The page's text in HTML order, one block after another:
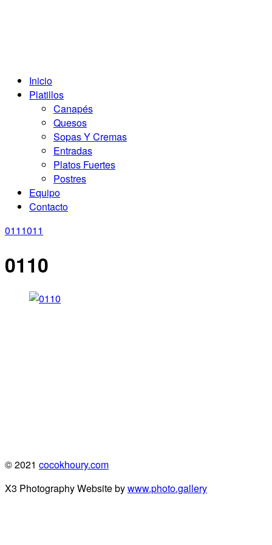
Inicio
Platillos
Canapés
Quesos
Sopas Y Cremas
Entradas
Platos Fuertes
Postres
Equipo
Contacto
0111011
0110
© 2021 cocokhoury.com
X3 Photography Website bywww.photo.gallery